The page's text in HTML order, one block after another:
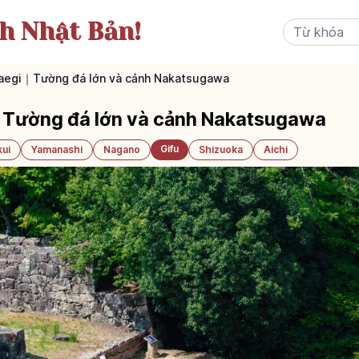
Nhật Bản!
｜Tường đá lớn và cảnh Nakatsugawa
đá lớn và cảnh Nakatsugawa
Yamanashi Nagano Gifu Shizuoka Aichi